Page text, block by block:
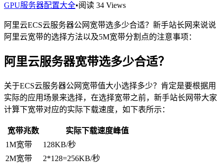
GPU服务器配置大全•阅读 34 Views
阿里云ECS云服务器公网宽带选多少合适？新手站长网来说说
阿里云宽带的选择方法以及5M宽带分割点的注意事项：
阿里云服务器宽带选多少合适？
关于ECS云服务器公网宽带值大小选择多少？肯定是要根据用
实际的应用场景来选择，在选择宽带之前，新手站长网带大家
计算下宽带对应的实际下载速度，如下表所示：
宽带兆数
实际下载速度峰值
1M宽带
128KB/秒
2M宽带
2*128=256KB/秒